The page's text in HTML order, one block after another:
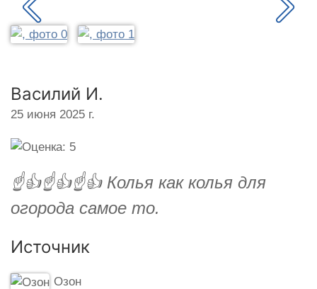
Василий И.
25 июня 2025 г.
☝️👍☝️👍☝️👍 Колья как колья для
огорода самое то.
Источник
Озон